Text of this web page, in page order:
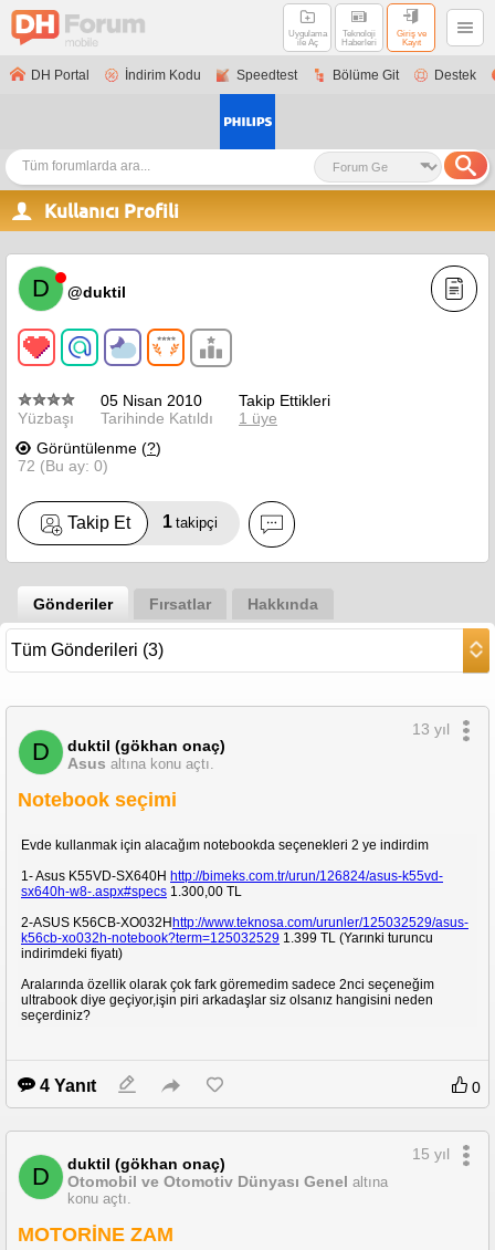
Uygulama
ile Aç
Teknoloji
Haberleri
Giriş ve
Kayıt
DH Portal İndirim Kodu Speedtest Bölüme Git Destek
Kullanıcı Profili
D @duktil
Yüzbaşı
05 Nisan 2010
Tarihinde Katıldı
Takip Ettikleri
1 üye
Görüntülenme (?)
72 (Bu ay: 0)
Takip Et 1 takipçi
Gönderiler Fırsatlar Hakkında
D
duktil (gökhan onaç)
Asus altına konu açtı.
13 yıl
Notebook seçimi
Evde kullanmak için alacağım notebookda seçenekleri 2 ye indirdim
1- Asus K55VD-SX640H http://bimeks.com.tr/urun/126824/asus-k55vd-
sx640h-w8-.aspx#specs 1.300,00 TL
2-ASUS K56CB-XO032H http://www.teknosa.com/urunler/125032529/asus-
k56cb-xo032h-notebook?term=125032529 1.399 TL (Yarınki turuncu
indirimdeki fiyatı)
Aralarında özellik olarak çok fark göremedim sadece 2nci seçeneğim
ultrabook diye geçiyor,işin piri arkadaşlar siz olsanız hangisini neden
seçerdiniz?
4 Yanıt 0
D
duktil (gökhan onaç)
Otomobil ve Otomotiv Dünyası Genel altına
konu açtı.
15 yıl
MOTORİNE ZAM